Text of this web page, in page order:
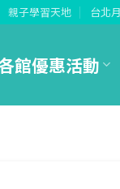
親子學習天地 台北
館優惠活動